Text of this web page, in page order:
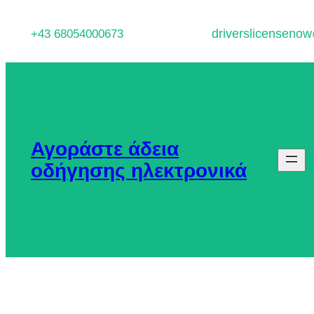
περιεχόμενο
+43 68054000673
Αγοράστε άδεια
οδήγησης ηλεκτρονικά